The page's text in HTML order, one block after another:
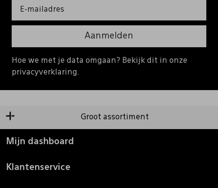
Aanmelden
Hoe we met je data omgaan? Bekijk dit in onze
privacyverklaring.
Groot assortiment
Mijn dashboard
Klantenservice